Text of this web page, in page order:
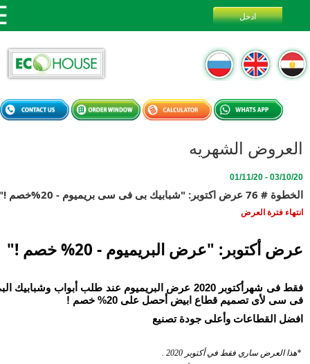
الشهريه
03/10/20 -
"شبابيك بى فى سى بريميوم - 20%خصم !"
فترة العرض
أكتوبر: "عرض البريميوم - 20% خصم !"
فقط فى شهرأكتوبر 2020 عرض البريميوم عند طلب أبواب وشبابيك البى
لأى تصميم قطاع ابيض أحصل على 20% خصم !
القطاعات وأعلى جودة تصنيع
العرض ساري فقط في أكتوبر 2020 .